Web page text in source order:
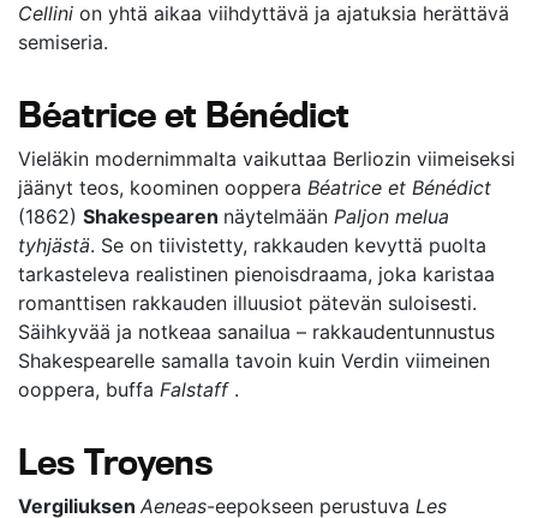
Cellini on yhtä aikaa viihdyttävä ja ajatuksia herättävä
semiseria.
Béatrice et Bénédict
Vieläkin modernimmalta vaikuttaa Berliozin viimeiseksi
jäänyt teos, koominen ooppera Béatrice et Bénédict
(1862) Shakespearen näytelmään Paljon melua
tyhjästä. Se on tiivistetty, rakkauden kevyttä puolta
tarkasteleva realistinen pienoisdraama, joka karistaa
romanttisen rakkauden illuusiot pätevän suloisesti.
Säihkyvää ja notkeaa sanailua – rakkaudentunnustus
Shakespearelle samalla tavoin kuin Verdin viimeinen
ooppera, buffa Falstaff .
Les Troyens
Vergiliuksen Aeneas-eepokseen perustuva Les